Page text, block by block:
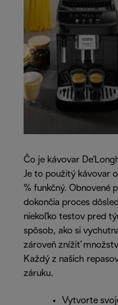
Čo je kávovar
Je to použitý kávovar
% funkčný. Obnovené
dokončia proces
niekoľko testov pred
spôsob, ako si
zároveň znížiť
Každý z našich
záruku.
Vytvorte